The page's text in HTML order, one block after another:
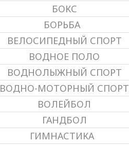
БОКС
БОРЬБА
ВЕЛОСИПЕДНЫЙ СПОРТ
ВОДНОЕ ПОЛО
ВОДНОЛЫЖНЫЙ СПОРТ
ВОДНО-МОТОРНЫЙ СПОРТ
ВОЛЕЙБОЛ
ГАНДБОЛ
ГИМНАСТИКА